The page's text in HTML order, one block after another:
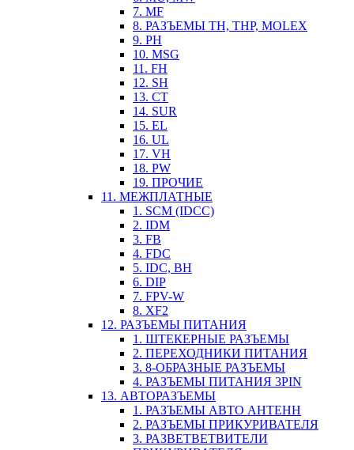
7. MF
8. РАЗЪЕМЫ TH, THP, MOLEX
9. PH
10. MSG
11. FH
12. SH
13. CT
14. SUR
15. EL
16. UL
17. VH
18. PW
19. ПРОЧИЕ
11. МЕЖПЛАТНЫЕ
1. SCM (IDCC)
2. IDM
3. FB
4. FDC
5. IDC, BH
6. DIP
7. FPV-W
8. XF2
12. РАЗЪЕМЫ ПИТАНИЯ
1. ШТЕКЕРНЫЕ РАЗЪЕМЫ
2. ПЕРЕХОДНИКИ ПИТАНИЯ
3. 8-ОБРАЗНЫЕ РАЗЪЕМЫ
4. РАЗЪЕМЫ ПИТАНИЯ 3PIN
13. АВТОРАЗЪЕМЫ
1. РАЗЪЕМЫ АВТО АНТЕНН
2. РАЗЪЕМЫ ПРИКУРИВАТЕЛЯ
3. РАЗВЕТВЕТВИТЕЛИ